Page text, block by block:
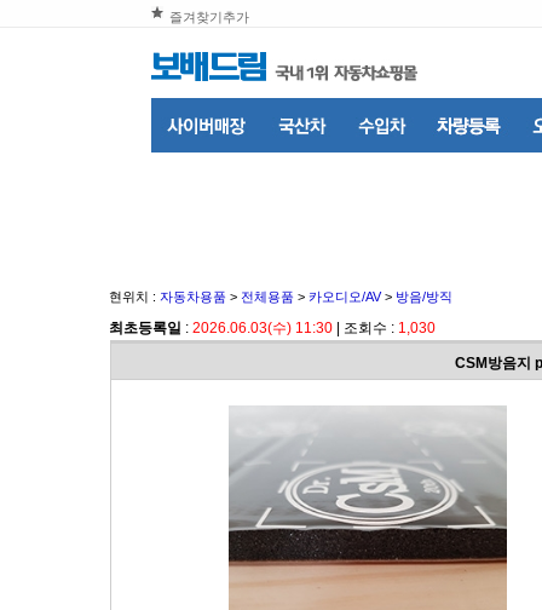
즐겨찾기추가
현위치 :자동차용품 > 전체용품 >카오디오/AV> 방음/방직
최초등록일 :2026.06.03(수) 11:30 | 조회수 : 1,030
CSM방음지